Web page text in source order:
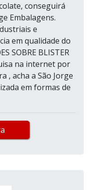
conseguirá
Embalagens.
e
em qualidade do
SOBRE BLISTER
na internet por
, acha a São Jorge
em formas de